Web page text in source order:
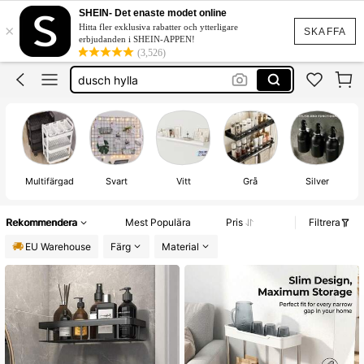
SKAFFA
×
SHEIN- Det enaste modet online
Hitta fler exklusiva rabatter och ytterligare
erbjudanden i SHEIN-APPEN!
(3,526)
badrum
badrums hyllor
dusch hylla
badrumshylla
badrum
Multifärgad Svart Vitt Grå Silver
Rekommendera Mest Populära Pris
Filtrera
EU Warehouse
Färg Material